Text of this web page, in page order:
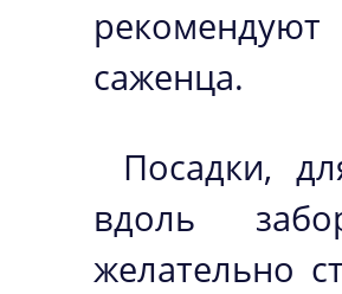
саженца.
Посадки,
вдоль
желательно